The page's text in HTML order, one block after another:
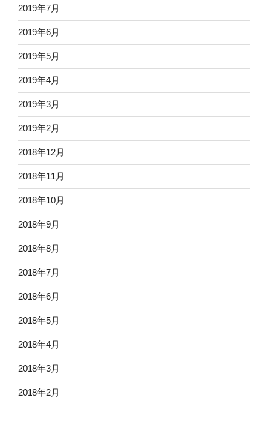
2019年7月
2019年6月
2019年5月
2019年4月
2019年3月
2019年2月
2018年12月
2018年11月
2018年10月
2018年9月
2018年8月
2018年7月
2018年6月
2018年5月
2018年4月
2018年3月
2018年2月